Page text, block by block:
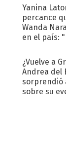
Yanina
percance
Wanda
en el país:
¿Vuelve a
Andrea del
sorprendió
sobre su